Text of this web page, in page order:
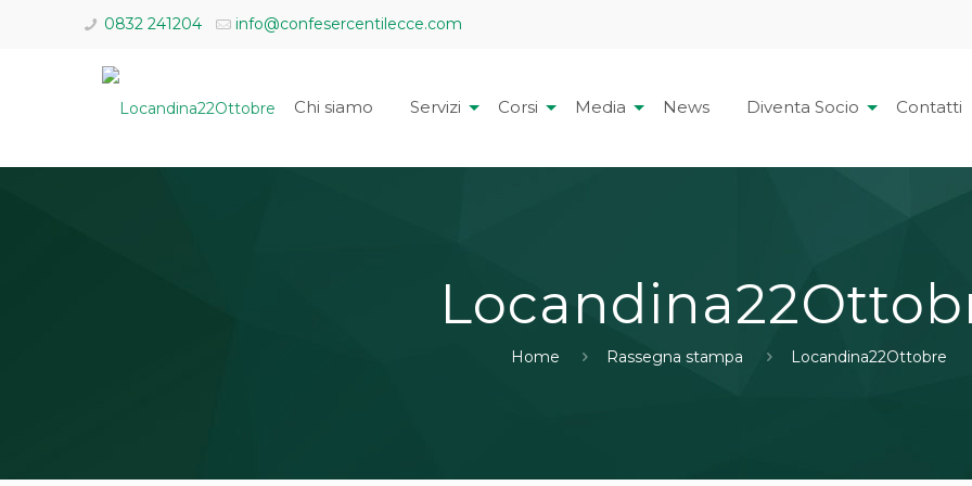
0832 241204 info@confesercentilecce.com
Chi siamo Servizi Corsi Media News Diventa Socio Contatti
Home Rassegna stampa Locandina22Ottobre